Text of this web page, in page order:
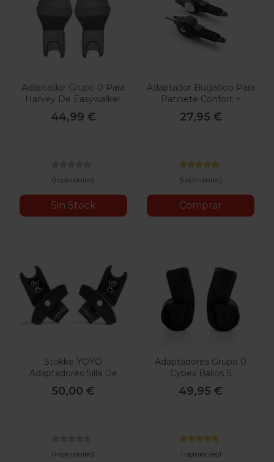
Adaptador Grupo 0 Para
Harvey De Easywalker
44,99 €
0 opinión(es)
Sin Stock
Adaptador Bugaboo Para
Patinete Confort +
27,95 €
5 opinión(es)
Comprar
Stokke YOYO
Adaptadores Silla De
Auto
50,00 €
0 opinión(es)
Adaptadores Grupo 0
Cybex Balios S
49,95 €
1 opinión(es)